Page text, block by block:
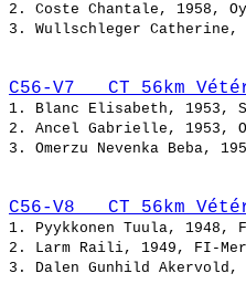
2. Coste Chantale,
3. Wullschleger
C56-V7   CT 56km
1. Blanc Elisabeth,
2. Ancel
3. Omerzu Nevenka
C56-V8   CT 56km
1. Pyykkonen
2. Larm Raili,
3. Dalen Gunhild